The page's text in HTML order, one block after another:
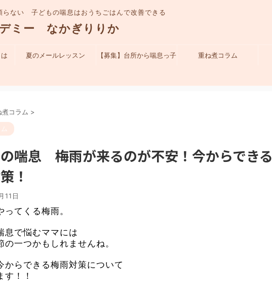
ない 子どもの喘息はおうちごはんで改善できる
ミー なかぎりりか
夏のメールレッスン 【募集】台所から喘息っ子 重ね煮コラム
煮コラム >
喘息 梅雨が来るのが不安！今からできる
！
11日
ってくる梅雨。
息で悩むママには
の一つかもしれませんね。
からできる梅雨対策について
す！！